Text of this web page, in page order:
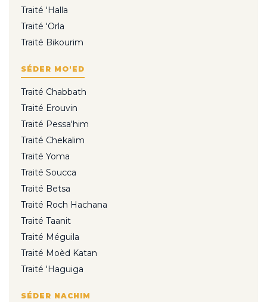
Traité 'Halla
Traité 'Orla
Traité Bikourim
SÉDER MO'ED
Traité Chabbath
Traité Erouvin
Traité Pessa'him
Traité Chekalim
Traité Yoma
Traité Soucca
Traité Betsa
Traité Roch Hachana
Traité Taanit
Traité Méguila
Traité Moèd Katan
Traité 'Haguiga
SÉDER NACHIM